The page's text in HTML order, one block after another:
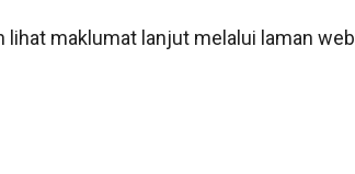
lihat maklumat lanjut melalui laman web